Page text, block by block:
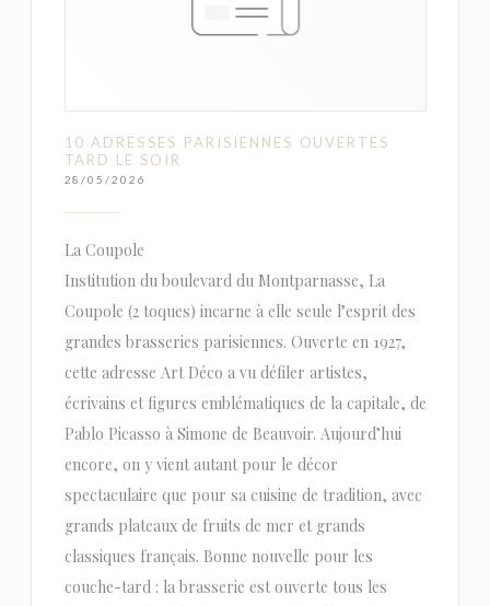
10 ADRESSES PARISIENNES OUVERTES
TARD LE SOIR
28/05/2026
La Coupole
Institution du boulevard du Montparnasse, La
Coupole (2 toques) incarne à elle seule l’esprit des
grandes brasseries parisiennes. Ouverte en 1927,
cette adresse Art Déco a vu défiler artistes,
écrivains et figures emblématiques de la capitale, de
Pablo Picasso à Simone de Beauvoir. Aujourd’hui
encore, on y vient autant pour le décor
spectaculaire que pour sa cuisine de tradition, avec
grands plateaux de fruits de mer et grands
classiques français. Bonne nouvelle pour les
couche-tard : la brasserie est ouverte tous les